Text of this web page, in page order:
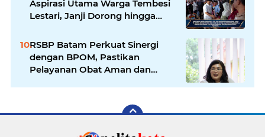
Aspirasi Utama Warga Tembesi
Lestari, Janji Dorong hingga
RSBP Batam Perkuat Sinergi
dengan BPOM, Pastikan
Pelayanan Obat Aman dan